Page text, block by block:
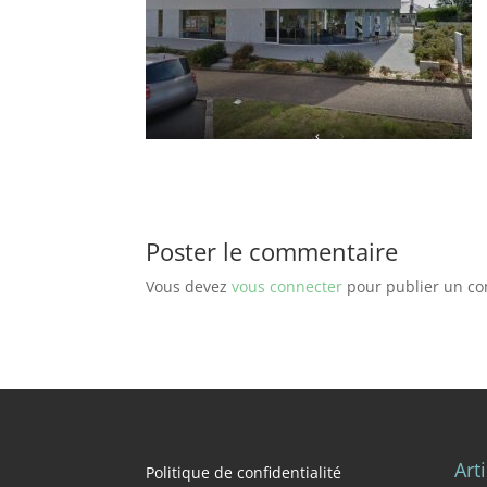
Poster le commentaire
Vous devezvous connecter pour publier un
Politique de confidentialité